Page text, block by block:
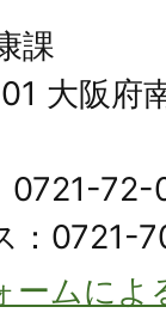
課
大阪府
0721-
：0721-
ームによ